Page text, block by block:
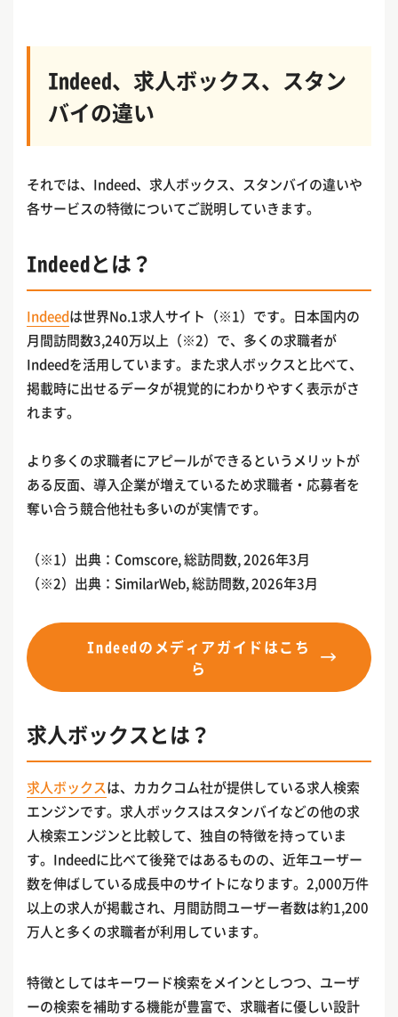
Indeed、求人ボックス、スタン
バイの違い
それでは、Indeed、求人ボックス、スタンバイの違いや
各サービスの特徴についてご説明していきます。
Indeedとは？
Indeedは世界No.1求人サイト（※1）です。日本国内の
月間訪問数3,240万以上（※2）で、多くの求職者が
Indeedを活用しています。また求人ボックスと比べて、
掲載時に出せるデータが視覚的にわかりやすく表示がさ
れます。
より多くの求職者にアピールができるというメリットが
ある反面、導入企業が増えているため求職者・応募者を
奪い合う競合他社も多いのが実情です。
（※1）出典：Comscore, 総訪問数, 2026年3月
（※2）出典：SimilarWeb, 総訪問数, 2026年3月
Indeedのメディアガイドはこち
ら
求人ボックスとは？
求人ボックスは、カカクコム社が提供している求人検索
エンジンです。求人ボックスはスタンバイなどの他の求
人検索エンジンと比較して、独自の特徴を持っていま
す。Indeedに比べて後発ではあるものの、近年ユーザー
数を伸ばしている成長中のサイトになります。2,000万件
以上の求人が掲載され、月間訪問ユーザー者数は約1,200
万人と多くの求職者が利用しています。
特徴としてはキーワード検索をメインとしつつ、ユーザ
ーの検索を補助する機能が豊富で、求職者に優しい設計